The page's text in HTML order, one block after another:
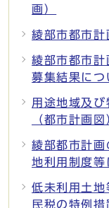
画）
綾部市都市計
綾部市都市計
募集結果につ
用途地域及
（都市計画図
綾部都市計画
地利用制度等
低未利用土地
民税の特例措